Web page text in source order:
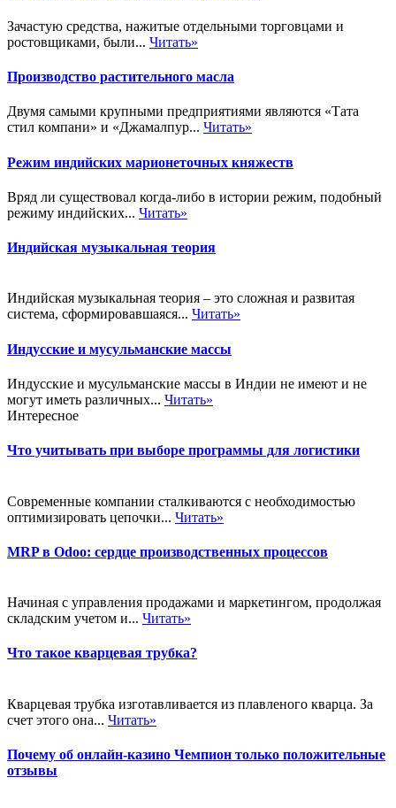
Зачастую средства, нажитые отдельными торговцами и
ростовщиками, были... Читать»
Производство растительного масла
Двумя самыми крупными предприятиями являются «Тата
стил компани» и «Джамалпур... Читать»
Режим индийских марионеточных княжеств
Вряд ли существовал когда-либо в истории режим, подобный
режиму индийских... Читать»
Индийская музыкальная теория
Индийская музыкальная теория – это сложная и развитая
система, сформировавшаяся... Читать»
Индусские и мусульманские массы
Индусские и мусульманские массы в Индии не имеют и не
могут иметь различных... Читать»
Интересное
Что учитывать при выборе программы для логистики
Современные компании сталкиваются с необходимостью
оптимизировать цепочки... Читать»
MRP в Odoo: сердце производственных процессов
Начиная с управления продажами и маркетингом, продолжая
складским учетом и... Читать»
Что такое кварцевая трубка?
Кварцевая трубка изготавливается из плавленого кварца. За
счет этого она... Читать»
Почему об онлайн-казино Чемпион только положительные
отзывы